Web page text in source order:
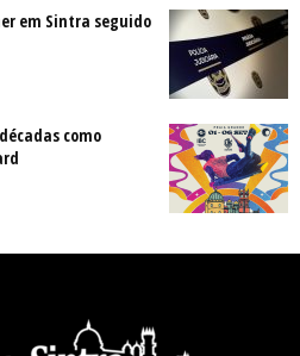
em Sintra seguido
como